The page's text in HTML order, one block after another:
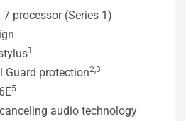
processor (Series 1)
1
Guard protection2,3
5
audio technology